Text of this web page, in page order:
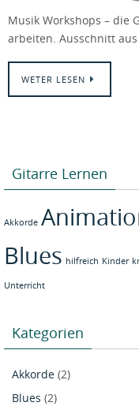
Musik Workshops – die
arbeiten. Ausschnitt
WETER LESEN
Gitarre Lernen
Akkorde
Blues hilfreich Kinder
Unterricht
Kategorien
Akkorde (2)
Blues (2)